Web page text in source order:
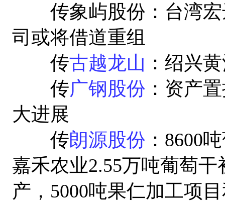
传象屿股份：台湾宏
司或将借道重组
传古越龙山 ：绍兴
传广钢股份 ：资产
大进展
传朗源股份 ：8600
嘉禾农业2.55万吨葡萄
产，5000吨果仁加工项